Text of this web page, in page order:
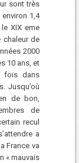
sont très
1,4
XIX eme
chaleur de
2000
10 ans, et
fois dans
Jusqu’où
de bon,
de
recul
a
France va
« mauvais